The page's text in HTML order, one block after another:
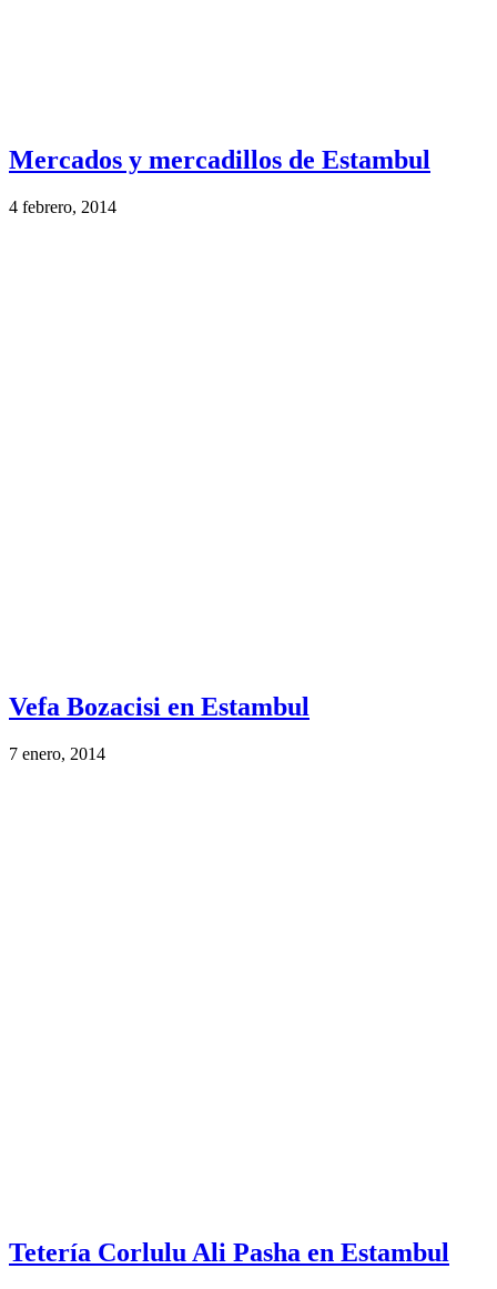
Mercados y mercadillos de Estambul
4 febrero, 2014
Vefa Bozacisi en Estambul
7 enero, 2014
Tetería Corlulu Ali Pasha en Estambul